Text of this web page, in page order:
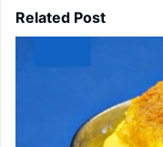
Related Post